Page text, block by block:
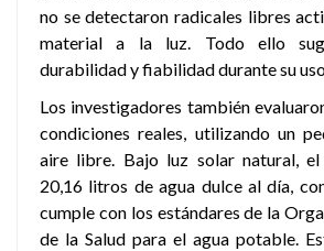
no se detectaron radicales libres
material a la luz. Todo ello
durabilidad y fiabilidad durante su
Los investigadores también
condiciones reales, utilizando un
aire libre. Bajo luz solar natural,
20,16 litros de agua dulce al día,
cumple con los estándares de la
de la Salud para el agua potable.